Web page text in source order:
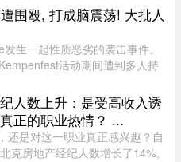
多条道路受到破坏，其中一些路
法通行。 ...
围殴, 打成脑震荡! 大批人
生一起性质恶劣的袭击事件。
活动期间遭到多人持
哄和拍摄，却迟迟没有人上前制
道，事件发 ...
人数上升：是受高收入诱
正的职业热情？ ...
还是对这一职业真正感兴趣？自
克房地产经纪人数增长了14%。